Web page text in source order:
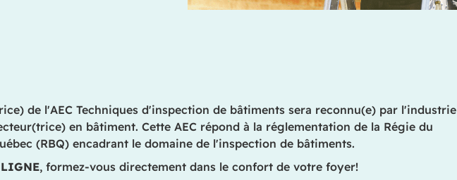
de l'AEC Techniques d'inspection de bâtiments sera reconnu(e) par l'industrie
en bâtiment. Cette AEC répond à la réglementation de la Régie du
(RBQ) encadrant le domaine de l'inspection de bâtiments.
, formez-vous directement dans le confort de votre foyer!